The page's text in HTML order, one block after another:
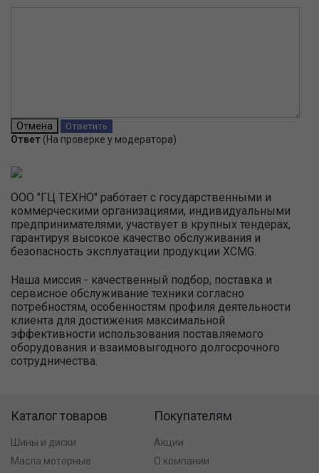
Ответ (На проверке у модератора)
ООО "ГЦ ТЕХНО" работает с государственными и
коммерческими организациями, индивидуальными
предпринимателями, участвует в крупных тендерах,
гарантируя высокое качество обслуживания и
безопасность эксплуатации продукции XCMG.
Наша миссия - качественный подбор, поставка и
сервисное обслуживание техники согласно
потребностям, особенностям профиля деятельности
клиента для достижения максимальной
эффективности использования поставляемого
оборудования и взаимовыгодного долгосрочного
сотрудничества.
Каталог товаров
Шины и диски
Масла моторные
Покупателям
Акции
О компании